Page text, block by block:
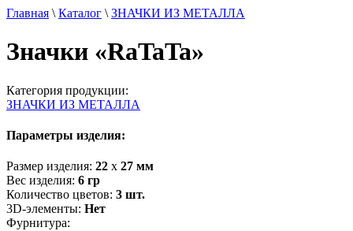
Главная \ Каталог \ ЗНАЧКИ ИЗ МЕТАЛЛА
Значки «RaTaTa»
Категория продукции:
ЗНАЧКИ ИЗ МЕТАЛЛА
Параметры изделия:
Размер изделия: 22 х 27 мм
Вес изделия: 6 гр
Количество цветов: 3 шт.
3D-элементы: Нет
Фурнитура: